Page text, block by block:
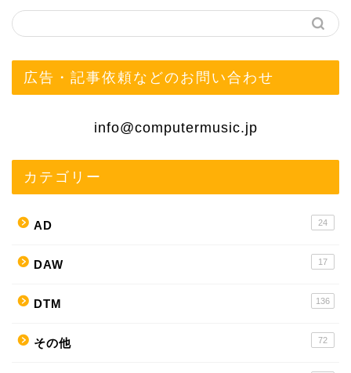
広告・記事依頼などのお問い合わせ
info@computermusic.jp
カテゴリー
AD 24
DAW 17
DTM 136
その他 72